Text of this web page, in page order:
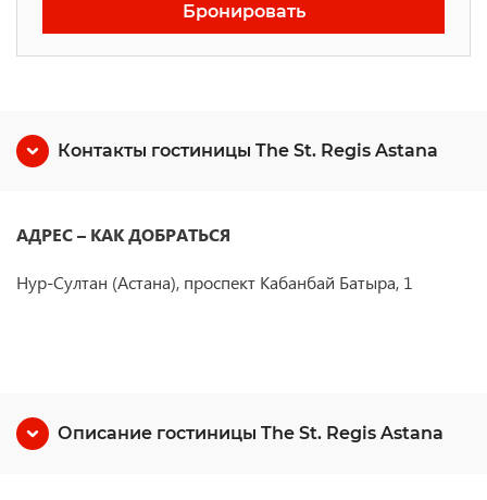
Бронировать
Контакты гостиницы The St. Regis Astana
АДРЕС – КАК ДОБРАТЬСЯ
Нур-Султан (Астана), проспект Кабанбай Батыра, 1
Описание гостиницы The St. Regis Astana